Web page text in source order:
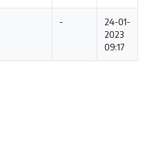
-
24-01-
2023
09:17